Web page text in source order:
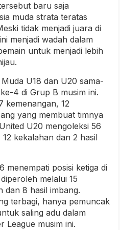
baru saja
muda strata teratas
tidak menjadi juara di
menjadi wadah dalam
untuk menjadi lebih
U18 dan U20 sama-
4 di Grup B musim ini.
kemenangan, 12
yang membuat timnya
U20 mengoleksi 56
kekalahan dan 2 hasil
menempati posisi ketiga di
melalui 15
dan 8 hasil imbang.
terbagi, hanya pemuncak
saling adu dalam
League musim ini.